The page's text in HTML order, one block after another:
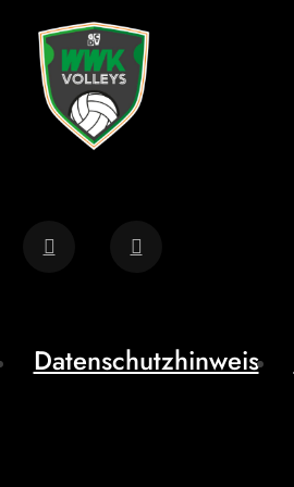
Datenschutzhinweis